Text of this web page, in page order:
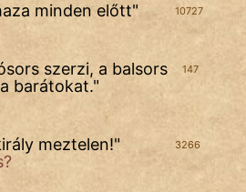
10727
minden előtt"
147
szerzi, a balsors
barátokat."
3266
meztelen!"